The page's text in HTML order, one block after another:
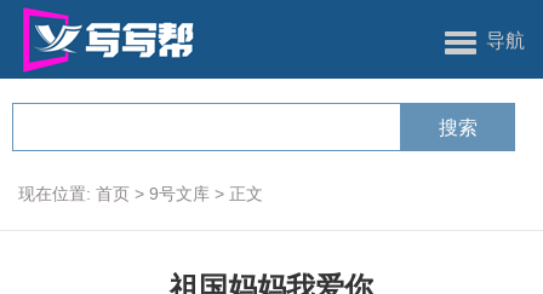
导航
现在位置: 首页 > 9号文库 > 正文
祖国妈妈我爱你